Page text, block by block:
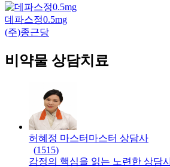
데파스정0.5mg
(주)종근당
비약물 상담치료
허혜정 마스터 마스터 상담사
(1515)
감정의 핵심을 읽는 노련한 상담